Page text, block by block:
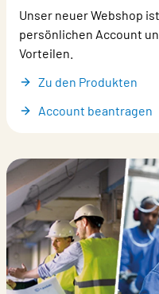
Unser neuer Webshop
persönlichen Account
Vorteilen.
Zu den Produkten
Account beantragen